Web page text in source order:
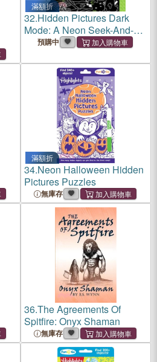
滿額折
32.Hidden Pictures Dark
Mode: A Neon Seek-And-
Find Puzzle Book for Kids
預購中
滿額折
34.Neon Halloween Hidden
Pictures Puzzles
無庫存
36.The Agreements Of
Spitfire: Onyx Shaman
無庫存